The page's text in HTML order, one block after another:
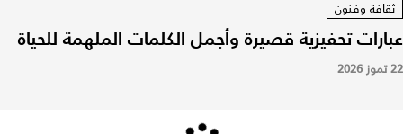
ثقافة وفنون
عبارات تحفيزية قصيرة وأجمل الكلمات الملهمة للحياة
22 تموز 2026